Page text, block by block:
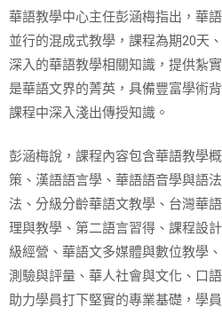
華語教學中心主任彭涵梅指出，華
並行的混成式教學，課程為期20天
深入的華語教學相關知識，提供紮
是華語文界的菁英，具備豐富學術
課程中深入淺出傳授知識。
彭涵梅說，課程內容包含華語教學
策、漢語語言學、華語語音學與語
法、分級分齡華語文教學、台灣華
理與教學、第二語言習得、課程設
級經營、華語文多媒體與數位教學
測驗與評量、華人社會與文化、口
助力學員打下堅實的專業基礎，學